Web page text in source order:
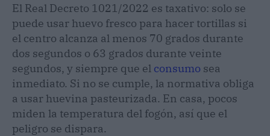
El Real Decreto 1021/2022 es taxativo: solo se
puede usar huevo fresco para hacer tortillas si
el centro alcanza al menos 70 grados durante
dos segundos o 63 grados durante veinte
segundos, y siempre que el consumo sea
inmediato. Si no se cumple, la normativa obliga
a usar huevina pasteurizada. En casa, pocos
miden la temperatura del fogón, así que el
peligro se dispara.